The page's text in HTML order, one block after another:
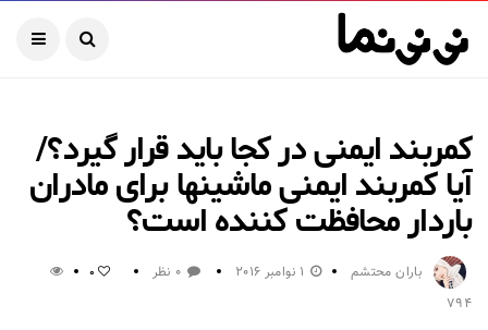
کمربند ایمنی در کجا باید قرار گیرد؟/
آیا کمربند ایمنی ماشینها برای مادران
باردار محافظت کننده است؟
باران محتشم 1 نوامبر 2016 0 نظر 0
794